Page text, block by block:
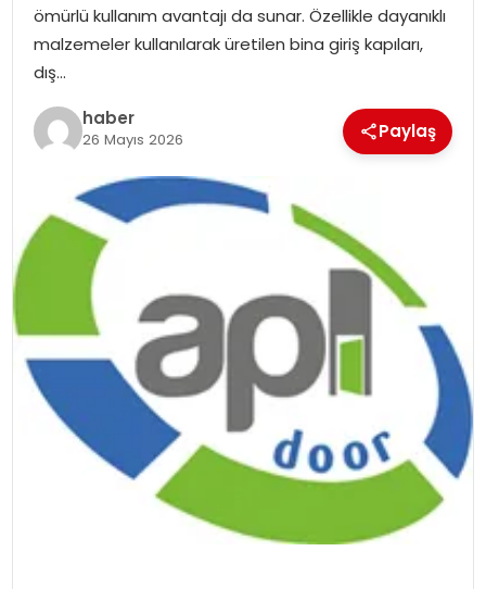
EKONOMI
TEKNOLOJI
ömürlü kullanım avantajı da sunar. Özellikle dayanıklı
malzemeler kullanılarak üretilen bina giriş kapıları,
dış…
haber
26 Mayıs 2026 Paylaş